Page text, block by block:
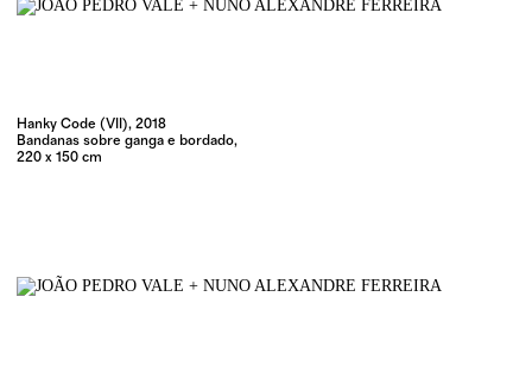
Hanky Code (VII), 2018
Bandanas sobre ganga e bordado,
220 x 150 cm